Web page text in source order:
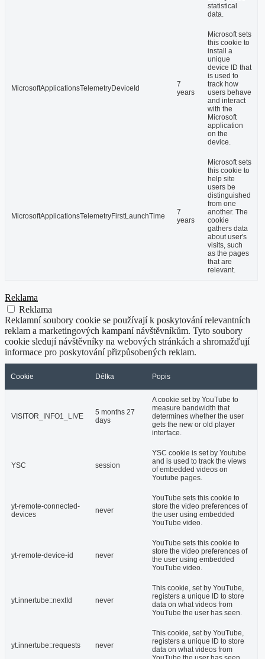
statistical
data.
MicrosoftApplicationsTelemetryDeviceId
7
years
Microsoft sets
this cookie to
install a
unique
device ID that
is used to
track how
users behave
and interact
with the
Microsoft
application
on the
device.
MicrosoftApplicationsTelemetryFirstLaunchTime
7
years
Microsoft sets
this cookie to
help site
users be
distinguished
from one
another. The
cookie
gathers data
about user's
visits, such
as the pages
that are
relevant.
Reklama
Reklama
Reklamní soubory cookie se používají k poskytování relevantních
reklam a marketingových kampaní návštěvníkům. Tyto soubory
cookie sledují návštěvníky na webových stránkách a shromažďují
informace pro poskytování přizpůsobených reklam.
Cookie Délka Popis
VISITOR_INFO1_LIVE
5 months 27
days
A cookie set by YouTube to
measure bandwidth that
determines whether the user
gets the new or old player
interface.
YSC session
YSC cookie is set by Youtube
and is used to track the views
of embedded videos on
Youtube pages.
yt-remote-connected-
devices
never
YouTube sets this cookie to
store the video preferences of
the user using embedded
YouTube video.
yt-remote-device-id never
YouTube sets this cookie to
store the video preferences of
the user using embedded
YouTube video.
yt.innertube::nextId never
This cookie, set by YouTube,
registers a unique ID to store
data on what videos from
YouTube the user has seen.
yt.innertube::requests never
This cookie, set by YouTube,
registers a unique ID to store
data on what videos from